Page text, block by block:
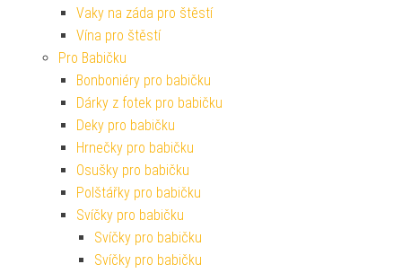
Vaky na záda pro štěstí
Vína pro štěstí
Pro Babičku
Bonboniéry pro babičku
Dárky z fotek pro babičku
Deky pro babičku
Hrnečky pro babičku
Osušky pro babičku
Polštářky pro babičku
Svíčky pro babičku
Svíčky pro babičku
Svíčky pro babičku